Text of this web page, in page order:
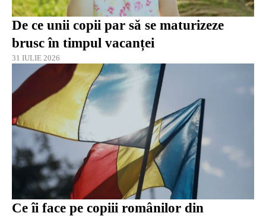
De ce unii copii par să se maturizeze
brusc în timpul vacanței
31 IULIE 2026
Ce îi face pe copiii românilor din